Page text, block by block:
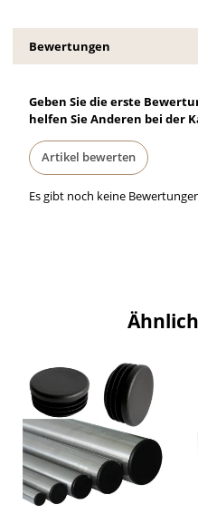
Bewertungen
Geben Sie die erste
helfen Sie Anderen bei der
Artikel bewerten
Es gibt noch keine